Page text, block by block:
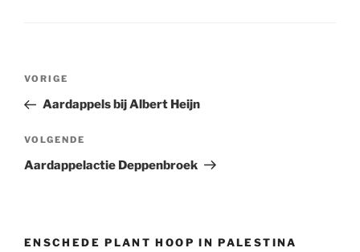
Bericht
Vorig
bericht
VORIGE
Aardappels bij Albert Heijn
Volgend
bericht
VOLGENDE
Aardappelactie Deppenbroek
ENSCHEDE PLANT HOOP IN PALESTINA